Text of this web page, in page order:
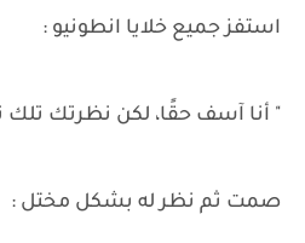
استفز جميع خلايا انطونيو :
" أنا آسف حقًا، لكن نظرتك
صمت ثم نظر له بشكل مختل :